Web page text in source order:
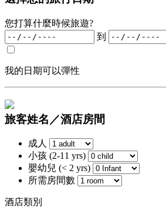
您打算什麼時候旅遊?
到
我的日期可以彈性
旅客姓名／酒店房間
成人
小孩 (2-11 yrs)
嬰幼兒 (< 2 yrs)
所需房間數
酒店類別